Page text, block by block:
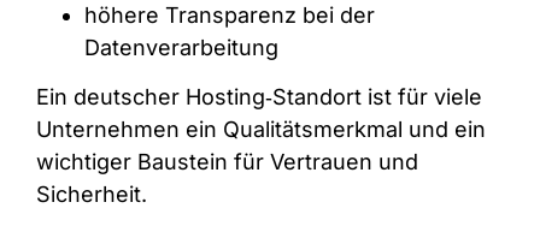
höhere Transparenz bei der
Datenverarbeitung
Ein deutscher Hosting‑Standort ist für viele
Unternehmen ein Qualitätsmerkmal und ein
wichtiger Baustein für Vertrauen und
Sicherheit.